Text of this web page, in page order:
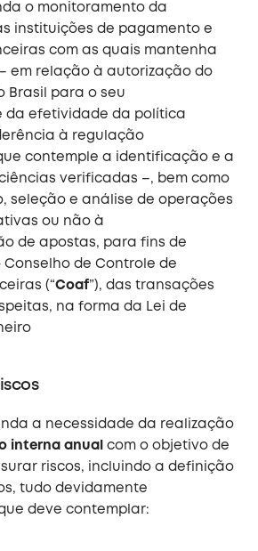
o monitoramento da
instituições de pagamento e
com as quais mantenha
em relação à autorização do
Brasil para o seu
da efetividade da política
à regulação
contemple a identificação e a
verificadas –, bem como
seleção e análise de operações
ou não à
de apostas, para fins de
de Controle de
(“Coaf”), das transações
na forma da Lei de
a necessidade da realização
interna anual
com o objetivo de
riscos, incluindo a definição
tudo devidamente
deve contemplar: